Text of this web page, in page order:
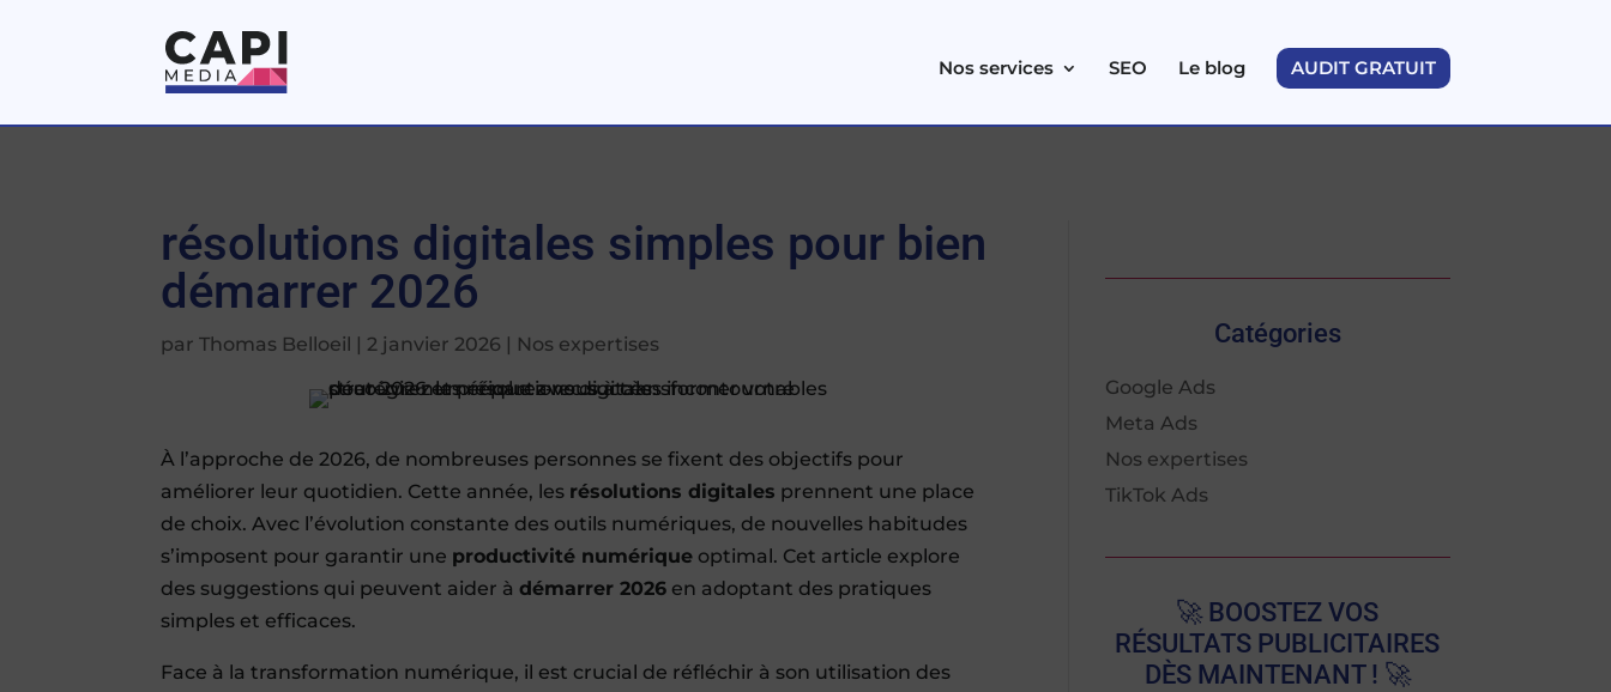
Nos services SEO Le blog AUDIT GRATUIT
résolutions digitales simples pour bien
démarrer 2026
parThomas Belloeil | 2 janvier 2026 | Nos expertises
À l’approche de 2026, de nombreuses personnes se fixent des objectifs pour
améliorer leur quotidien. Cette année, les résolutions digitales prennent une place
de choix. Avec l’évolution constante des outils numériques, de nouvelles habitudes
s’imposent pour garantir une productivité numérique optimal. Cet article explore
des suggestions qui peuvent aider àdémarrer 2026 en adoptant des pratiques
simples et efficaces.
Face à la transformation numérique, il est crucial de réfléchir à son utilisation des
Catégories
Google Ads
Meta Ads
Nos expertises
TikTok Ads
🚀 BOOSTEZ VOS
RÉSULTATS PUBLICITAIRES
DÈS MAINTENANT ! 🚀